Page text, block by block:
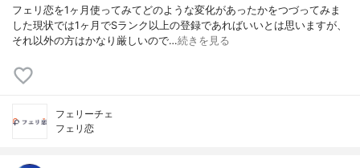
フェリ恋を1ヶ月使ってみてどのような変化があったかをつづってみま
した現状では1ヶ月でSランク以上の登録であればいいとは思いますが、
それ以外の方はかなり厳しいので…続きを見る
フェリーチェ
フェリ恋